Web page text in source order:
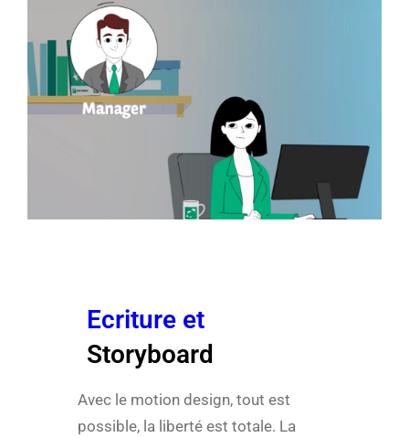
Ecriture et
Storyboard
Avec le motion design, tout est
possible, la liberté est totale. La